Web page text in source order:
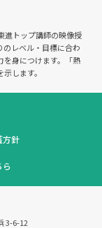
進トップ講師の映像授
のレベル・目標に合わ
を身につけます。「熱
します。
方針
ら
3-6-12